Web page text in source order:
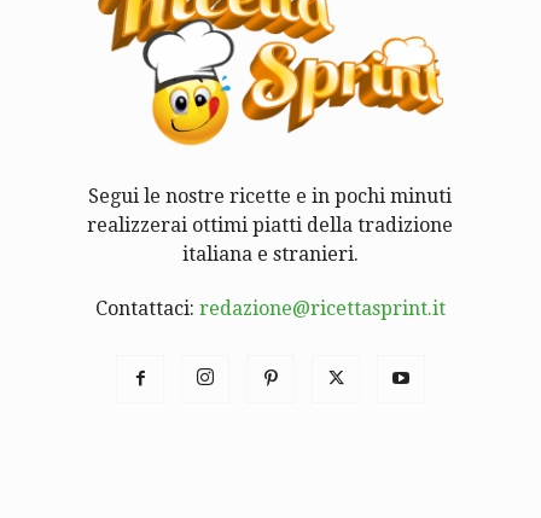
Segui le nostre ricette e in pochi minuti
realizzerai ottimi piatti della tradizione
italiana e stranieri.
Contattaci: redazione@ricettasprint.it